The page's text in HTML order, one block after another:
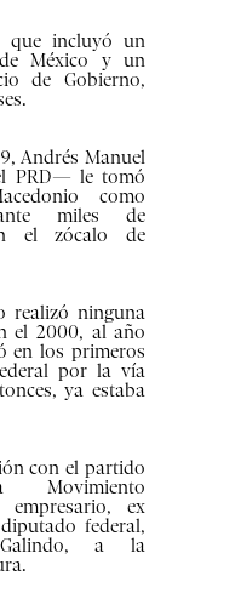
que incluyó un
México y un
de Gobierno,
Andrés Manuel
PRD— le tomó
como
miles de
el zócalo de
realizó ninguna
el 2000, al año
en los primeros
por la vía
ya estaba
con el partido
Movimiento
ex
federal,
Galindo, a la